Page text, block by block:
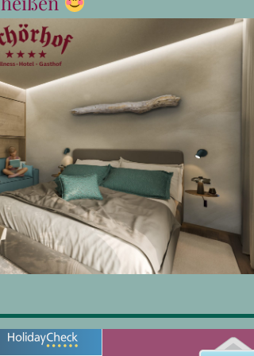
Gamsrücken für Zwei
€79,80
In den Warenkorb Details